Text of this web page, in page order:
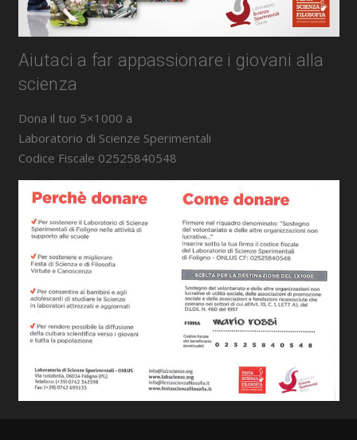
Aiutaci a far appassionare i giovani alla
scienza
Dona il tuo 5×1000 a
Laboratorio di Scienze Sperimentali
Codice Fiscale 02525840548